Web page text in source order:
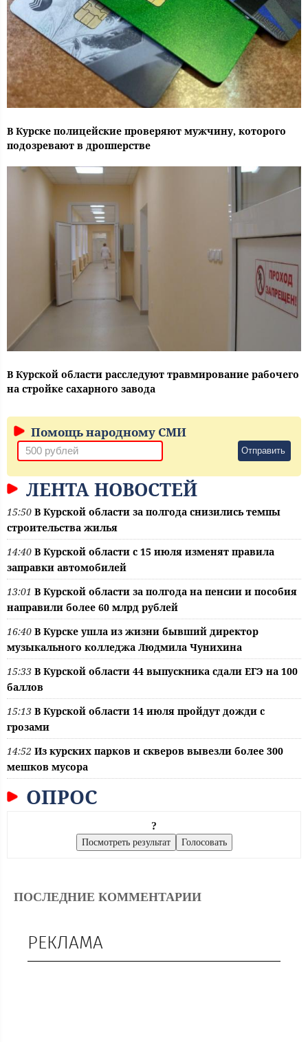
В Курске полицейские проверяют мужчину, которого
подозревают в дропперстве
В Курской области расследуют травмирование рабочего
на стройке сахарного завода
Помощь народному СМИ
Отправить
ЛЕНТА НОВОСТЕЙ
15:50 В Курской области за полгода снизились темпы
строительства жилья
14:40 В Курской области с 15 июля изменят правила
заправки автомобилей
13:01 В Курской области за полгода на пенсии и пособия
направили более 60 млрд рублей
16:40 В Курске ушла из жизни бывший директор
музыкального колледжа Людмила Чунихина
15:33 В Курской области 44 выпускника сдали ЕГЭ на 100
баллов
15:13 В Курской области 14 июля пройдут дожди с
грозами
14:52 Из курских парков и скверов вывезли более 300
мешков мусора
ОПРОС
?
ПОСЛЕДНИЕ КОММЕНТАРИИ
РЕКЛАМА